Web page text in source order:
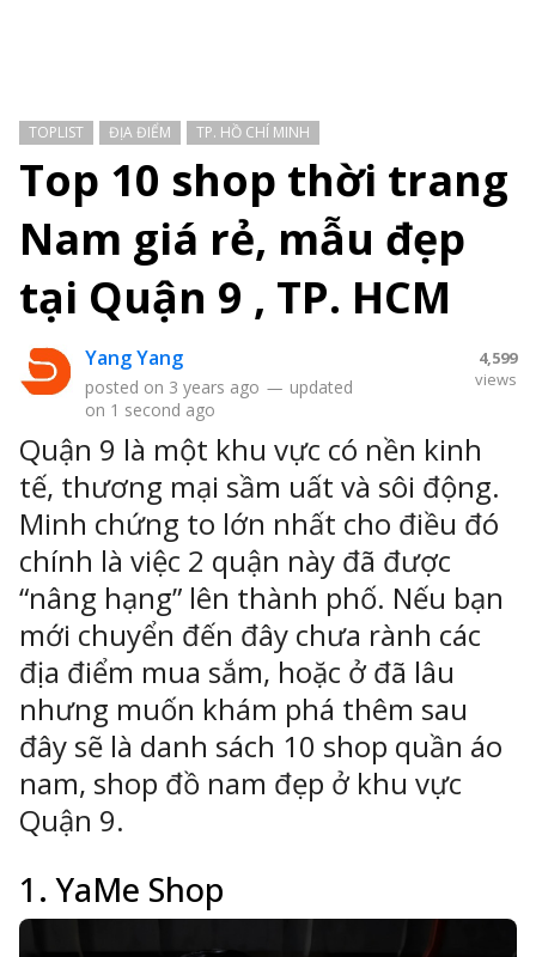
Nghệ 24h
TOPLIST ĐỊA ĐIỂM TP. HỒ CHÍ MINH
Top 10 shop thời trang
Nam giá rẻ, mẫu đẹp
tại Quận 9 , TP. HCM
Yang Yang
posted on 3 years ago — updated
on 1 second ago
4,599
views
Quận 9 là một khu vực có nền kinh
tế, thương mại sầm uất và sôi động.
Minh chứng to lớn nhất cho điều đó
chính là việc 2 quận này đã được
“nâng hạng” lên thành phố. Nếu bạn
mới chuyển đến đây chưa rành các
địa điểm mua sắm, hoặc ở đã lâu
nhưng muốn khám phá thêm sau
đây sẽ là danh sách 10 shop quần áo
nam, shop đồ nam đẹp ở khu vực
Quận 9.
1. YaMe Shop